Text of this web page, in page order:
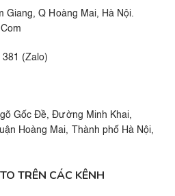
Giang, Q Hoàng Mai, Hà Nội.
381 (Zalo)
Gốc Đề, Đường Minh Khai,
Hoàng Mai, Thành phố Hà Nội,
TRÊN CÁC KÊNH